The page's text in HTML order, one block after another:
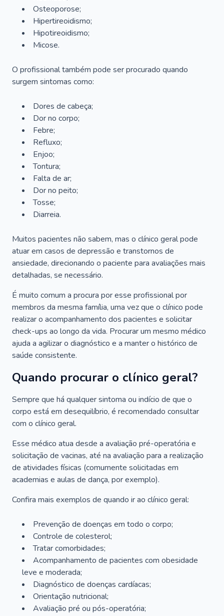
Osteoporose;
Hipertireoidismo;
Hipotireoidismo;
Micose.
O profissional também pode ser procurado quando
surgem sintomas como:
Dores de cabeça;
Dor no corpo;
Febre;
Refluxo;
Enjoo;
Tontura;
Falta de ar;
Dor no peito;
Tosse;
Diarreia.
Muitos pacientes não sabem, mas o clínico geral pode
atuar em casos de depressão e transtornos de
ansiedade, direcionando o paciente para avaliações mais
detalhadas, se necessário.
É muito comum a procura por esse profissional por
membros da mesma família, uma vez que o clínico pode
realizar o acompanhamento dos pacientes e solicitar
check-ups ao longo da vida. Procurar um mesmo médico
ajuda a agilizar o diagnóstico e a manter o histórico de
saúde consistente.
Quando procurar o clínico geral?
Sempre que há qualquer sintoma ou indício de que o
corpo está em desequilíbrio, é recomendado consultar
com o clínico geral.
Esse médico atua desde a avaliação pré-operatória e
solicitação de vacinas, até na avaliação para a realização
de atividades físicas (comumente solicitadas em
academias e aulas de dança, por exemplo).
Confira mais exemplos de quando ir ao clínico geral:
Prevenção de doenças em todo o corpo;
Controle de colesterol;
Tratar comorbidades;
Acompanhamento de pacientes com obesidade
leve e moderada;
Diagnóstico de doenças cardíacas;
Orientação nutricional;
Avaliação pré ou pós-operatória;